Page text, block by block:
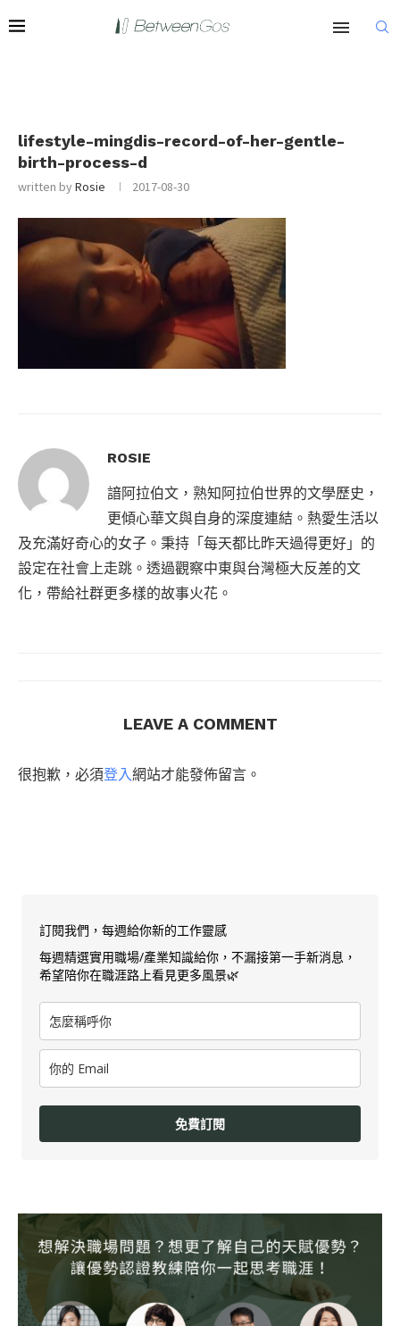
lifestyle-mingdis-record-of-her-gentle-
birth-process-d
written byRosie 2017-08-30
ROSIE
諳阿拉伯文，熟知阿拉伯世界的文學歷史，
更傾心華文與自身的深度連結。熱愛生活以
及充滿好奇心的女子。秉持「每天都比昨天過得更好」的
設定在社會上走跳。透過觀察中東與台灣極大反差的文
化，帶給社群更多樣的故事火花。
LEAVE A COMMENT
很抱歉，必須登入網站才能發佈留言。
訂閱我們，每週給你新的工作靈感
每週精選實用職場/產業知識給你，不漏接第一手新消息，
希望陪你在職涯路上看見更多風景🌿
免費訂閱